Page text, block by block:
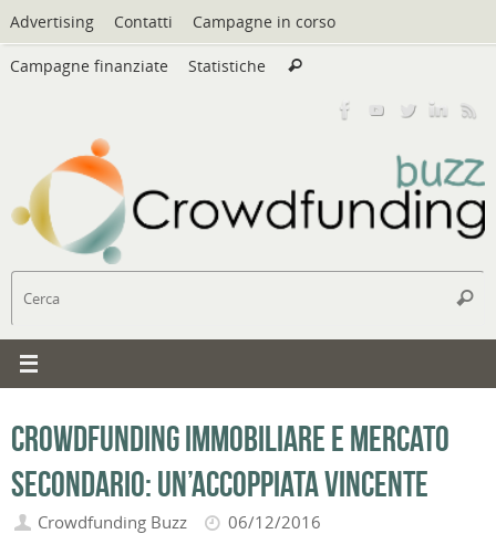
Vai
al
contenuto
Advertising Contatti Campagne in corso
Campagne finanziate Statistiche Cerca
Cerca
Crowdfunding immobiliare e mercato
secondario: un’accoppiata vincente
Crowdfunding Buzz
06/12/2016